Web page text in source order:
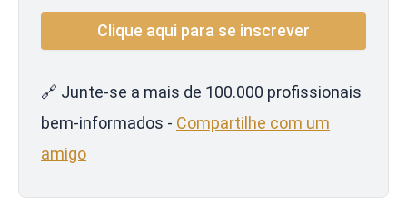
🔗 Junte-se a mais de 100.000 profissionais
bem-informados - Compartilhe com um
amigo